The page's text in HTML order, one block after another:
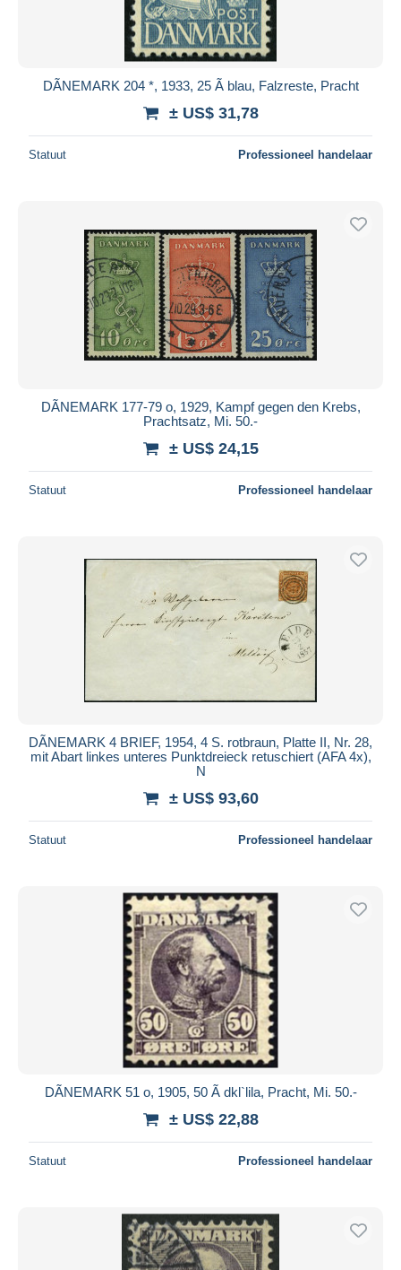
DÃNEMARK 204 *, 1933, 25 Ã blau, Falzreste, Pracht
± US$ 31,78
Statuut Professioneel handelaar
DÃNEMARK 177-79 o, 1929, Kampf gegen den Krebs,
Prachtsatz, Mi. 50.-
± US$ 24,15
Statuut Professioneel handelaar
DÃNEMARK 4 BRIEF, 1954, 4 S. rotbraun, Platte II, Nr. 28,
mit Abart linkes unteres Punktdreieck retuschiert (AFA 4x),
N
± US$ 93,60
Statuut Professioneel handelaar
DÃNEMARK 51 o, 1905, 50 Ã dkl`lila, Pracht, Mi. 50.-
± US$ 22,88
Statuut Professioneel handelaar